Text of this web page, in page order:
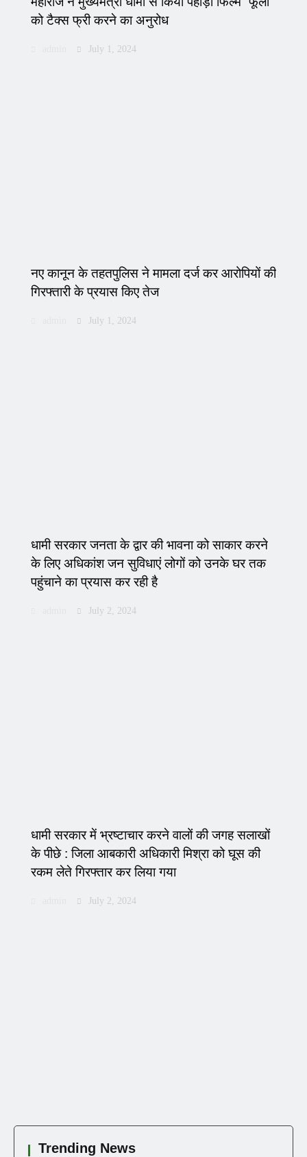
को टैक्स फ्री करने का अनुरोध
July 1, 2024
नए कानून के तहतपुलिस ने मामला दर्ज कर आरोपियों की
गिरफ्तारी के प्रयास किए तेज
July 1, 2024
धामी सरकार जनता के द्वार की भावना को साकार करने
के लिए अधिकांश जन सुविधाएं लोगों को उनके घर तक
पहुंचाने का प्रयास कर रही है
July 2, 2024
धामी सरकार में भ्रष्टाचार करने वालों की जगह सलाखों
के पीछे : जिला आबकारी अधिकारी मिश्रा को घूस की
रकम लेते गिरफ्तार कर लिया गया
July 2, 2024
Trending News